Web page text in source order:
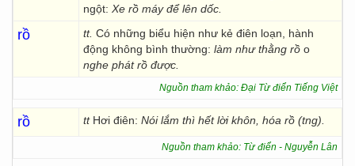
ngột: Xe rồ máy để lên dốc.
rồ tt. Có những biểu hiện như kẻ điên loạn, hành
động không bình thường: làm như thằng rồ o
nghe phát rồ được.
Nguồn tham khảo: Đại Từ điển Tiếng Việt
rồ tt Hơi điên: Nói lắm thì hết lời khôn, hóa rồ (tng).
Nguồn tham khảo: Từ điển - Nguyễn Lân